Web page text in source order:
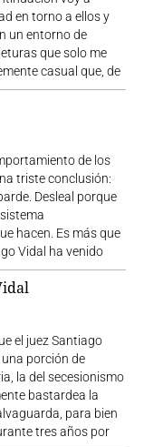
en torno a ellos y
un entorno de
que solo me
casual que, de
de los
triste conclusión:
Desleal porque
hacen. Es más que
Vidal ha venido
el juez Santiago
porción de
la del secesionismo
bastardea la
para bien
tres años por